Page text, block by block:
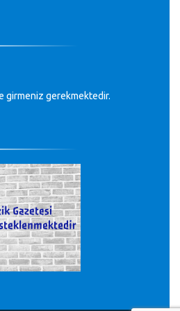
girmeniz gerekmektedir.